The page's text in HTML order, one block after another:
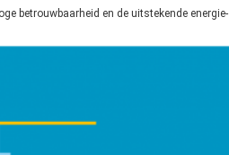
betrouwbaarheid en de uitstekende energie-